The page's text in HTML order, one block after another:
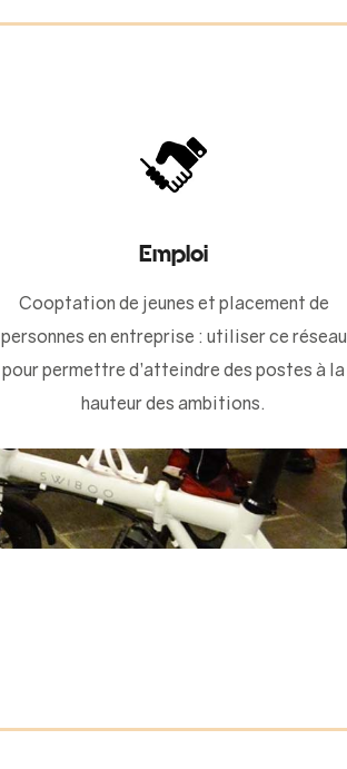
Emploi
Cooptation de jeunes et placement de
personnes en entreprise : utiliser ce réseau
pour permettre d’atteindre des postes à la
hauteur des ambitions.